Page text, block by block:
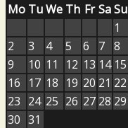
Mo TuWe Th Fr SaSu
1
2
3 4 5 6 7 8
9
10 11 12 13 14 15
16
17 18 19 20 21 22
23 24 25 26 27 28 29
30 31